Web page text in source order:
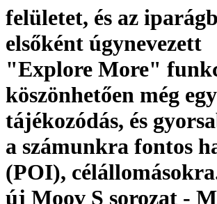
felületet, és az
elsőként úgynevezett
"Explore More"
köszönhetően még
tájékozódás, és
a számunkra fontos
(POI),
új Moov S sorozat -